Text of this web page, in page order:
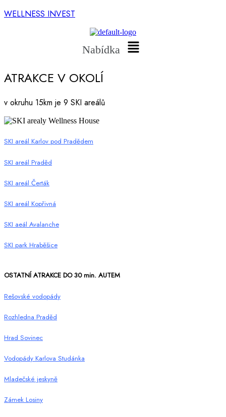
WELLNESS INVEST
Nabídka
ATRAKCE V OKOLÍ
v okruhu 15km je 9 SKI areálů
SKI areál Karlov pod Pradědem
SKI areál Praděd
SKI areál Čerták
SKI areál Kopřivná
SKI aeál Avalanche
SKI park Hraběšice
OSTATNÍ ATRAKCE DO 30 min. AUTEM
Rešovské vodopády
Rozhledna Praděd
Hrad Sovinec
Vodopády Karlova Studánka
Mladečské jeskyně
Zámek Losiny